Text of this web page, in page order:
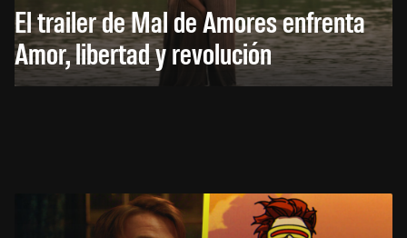
El trailer de Mal de Amores enfrenta
Amor, libertad y revolución